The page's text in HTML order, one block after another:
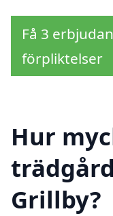
Få 3
förpliktelser
Hur
Grillby?